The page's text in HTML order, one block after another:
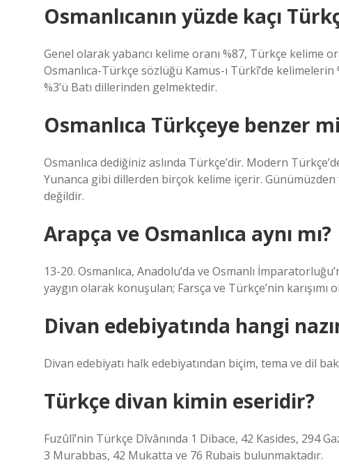
Osmanlıcanın yüzde kaçı
Genel olarak yabancı kelime oranı %87, Türkçe kelime
Osmanlıca-Türkçe sözlüğü Kamus-ı Türkî’de kelimelerin
%3’ü Batı dillerinden gelmektedir.
Osmanlıca Türkçeye benzer
Osmanlıca dediğiniz aslında Türkçe’dir. Modern
Yunanca gibi dillerden birçok kelime içerir. Günümüzden
değildir.
Arapça ve Osmanlıca aynı mı?
13-20. Osmanlıca, Anadolu’da ve Osmanlı
yaygın olarak konuşulan; Farsça ve Türkçe’nin
Divan edebiyatında hangi
Divan edebiyatı halk edebiyatından biçim, tema ve dil
Türkçe divan kimin eseridir?
Fuzûlî’nin Türkçe Dîvânında 1 Dibace, 42 Kasides, 294
3 Murabbas, 42 Mukatta ve 76 Rubais bulunmaktadır.